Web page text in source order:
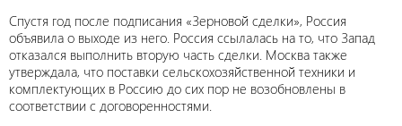
Спустя год после подписания «Зерновой сделки», Россия
объявила о выходе из него. Россия ссылалась на то, что Запад
отказался выполнить вторую часть сделки. Москва также
утверждала, что поставки сельскохозяйственной техники и
комплектующих в Россию до сих пор не возобновлены в
соответствии с договоренностями.